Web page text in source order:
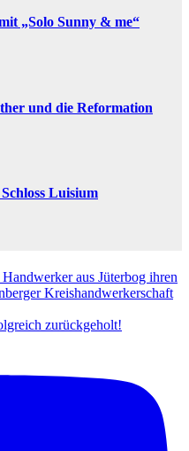
„Solo Sunny & me“
und die Reformation
Luisium
zurückgeholt!